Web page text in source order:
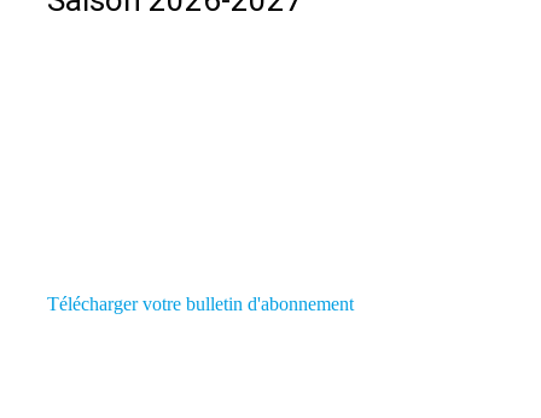
Télécharger votre bulletin d'abonnement